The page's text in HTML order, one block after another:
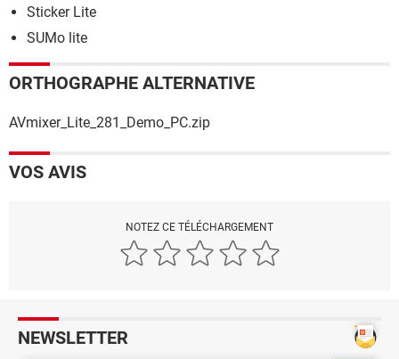
Sticker Lite
SUMo lite
ORTHOGRAPHE ALTERNATIVE
AVmixer_Lite_281_Demo_PC.zip
VOS AVIS
NOTEZ CE TÉLÉCHARGEMENT
NEWSLETTER